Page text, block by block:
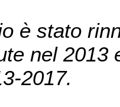
è stato
nel 2013
2017.